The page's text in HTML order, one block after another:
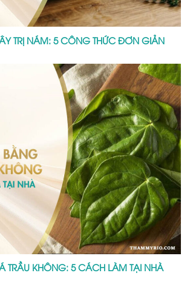
TRỊ NÁM: 5 CÔNG THỨC ĐƠN GIẢN
TRẦU KHÔNG: 5 CÁCH LÀM TẠI NHÀ